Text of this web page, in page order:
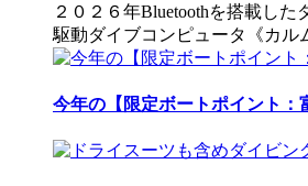
２０２６年Bluetoothを搭載し
駆動ダイブコンピュータ《カル
今年の【限定ボートポイント：